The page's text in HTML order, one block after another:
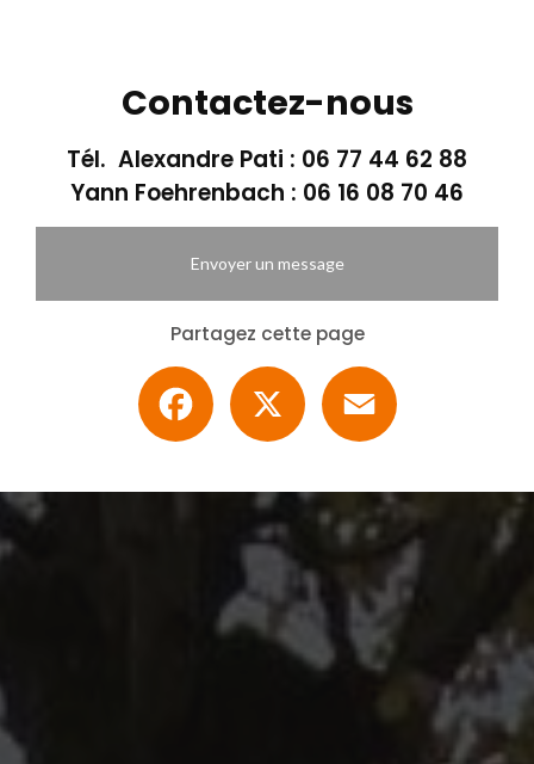
Contactez-nous
Tél. Alexandre Pati : 06 77 44 62 88
Yann Foehrenbach : 06 16 08 70 46
Envoyer un message
Partagez cette page
Facebook